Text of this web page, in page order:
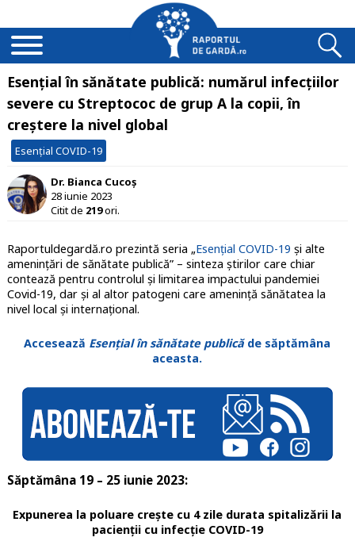
Esențial în sănătate publică: numărul infecțiilor
severe cu Streptococ de grup A la copii, în
creștere la nivel global
Esențial COVID-19
Dr. Bianca Cucoș
28 iunie 2023
Citit de 219ori.
Raportuldegardă.ro prezintă seria „Esențial COVID-19 și alte
amenințări de sănătate publică” – sinteza știrilor care chiar
contează pentru controlul și limitarea impactului pandemiei
Covid-19, dar și al altor patogeni care amenință sănătatea la
nivel local și internațional.
Accesează Esențial în sănătate publicăde săptămâna
aceasta.
Săptămâna 19 – 25 iunie 2023:
Expunerea la poluare crește cu 4 zile durata spitalizării la
pacienții cu infecție COVID-19